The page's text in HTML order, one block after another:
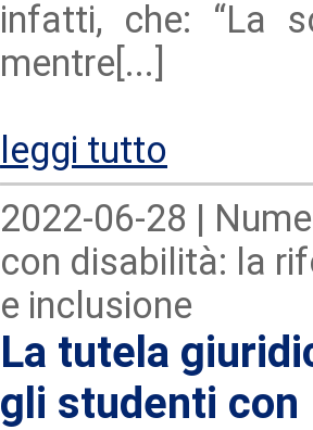
infatti, che: “La
mentre[...]
leggi tutto
2022-06-28 |
con disabilità: la
e inclusione
La tutela
gli studenti con